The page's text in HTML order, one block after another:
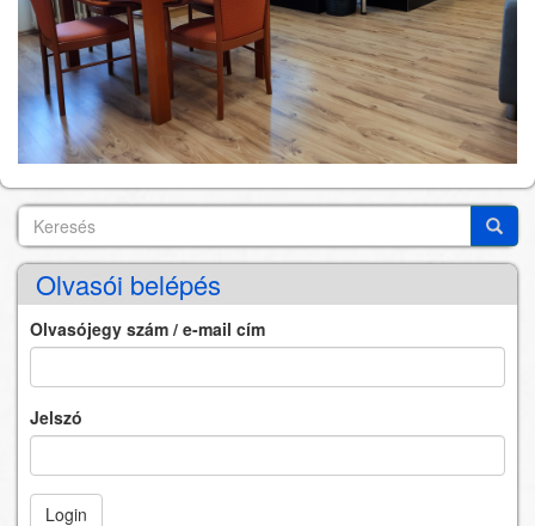
Search
Keresés
Olvasói belépés
Olvasójegy szám / e-mail cím
Jelszó